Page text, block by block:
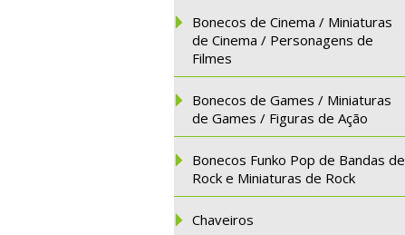
Bonecos de Cinema / Miniaturas
de Cinema / Personagens de
Filmes
Bonecos de Games / Miniaturas
de Games / Figuras de Ação
Bonecos Funko Pop de Bandas de
Rock e Miniaturas de Rock
Chaveiros